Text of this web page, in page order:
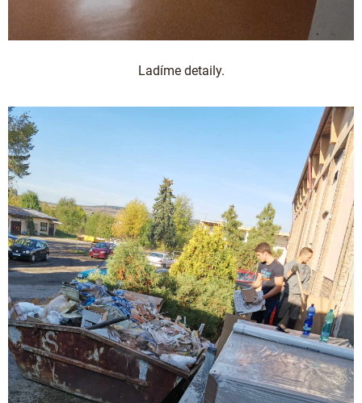
Ladíme detaily.